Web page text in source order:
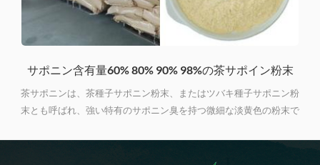
サポニン含有量35%の液体茶サポイン
茶サポニンは、ツバキ種子サポニンとも呼ばれ、サポニンを有効成
分とする茶種子粉から高度に精製されます。 液体茶サポニン 建材業
品、水産養殖、有機農薬、医薬品などに幅広く使用されています。